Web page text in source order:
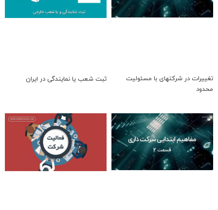
تغییرات در شرکتهای با مسئولیت
محدود
ثبت شعب یا نمایندگی در ایران